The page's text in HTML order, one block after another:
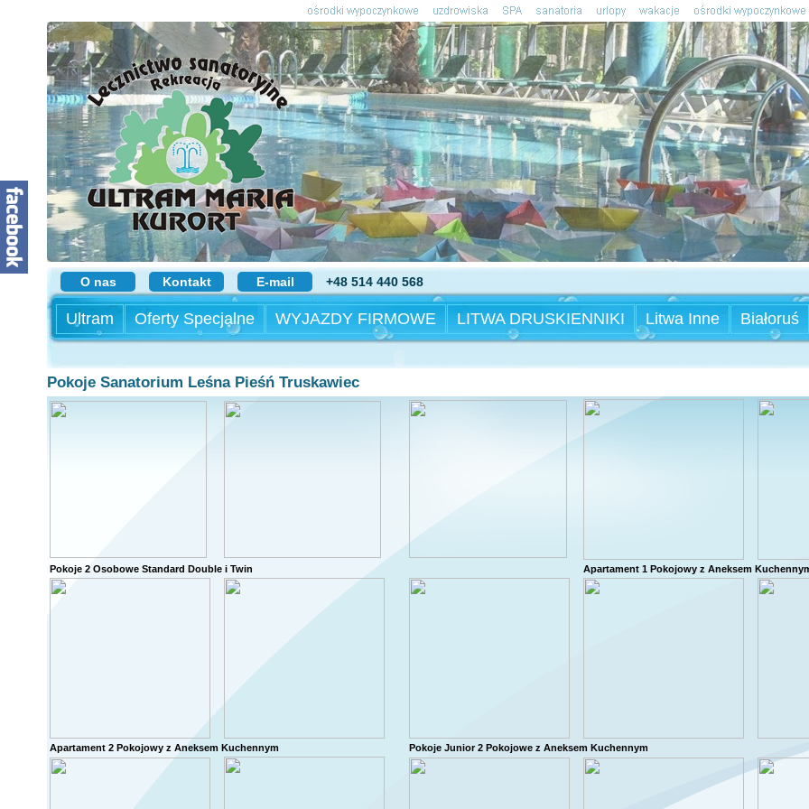
O nas Kontakt E-mail +48 514 440 568
Ultram Oferty Specjalne WYJAZDY FIRMOWE LITWA DRUSKIENNIKI Litwa Inne Białoruś
Pokoje Sanatorium Leśna Pieśń Truskawiec
Pokoje 2 Osobowe Standard Double i Twin Apartament 1 Pokojowy z Aneksem
Apartament 2 Pokojowy z Aneksem Kuchennym Pokoje Junior 2 Pokojowe z Aneksem Kuchennym